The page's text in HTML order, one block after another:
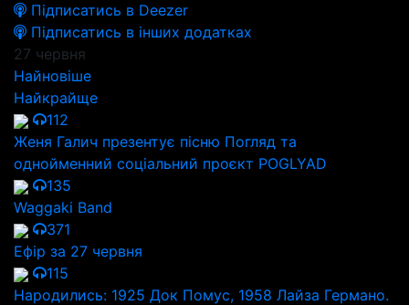
Підписатись в Deezer
Підписатись в інших додатках
27 червня
Найновіше
Найкрайще
112
Женя Галич презентує пісню Погляд та
однойменний соціальний проєкт POGLYAD
135
Waggaki Band
371
Ефір за 27 червня
115
Народились: 1925 Док Помус, 1958 Лайза Германо.